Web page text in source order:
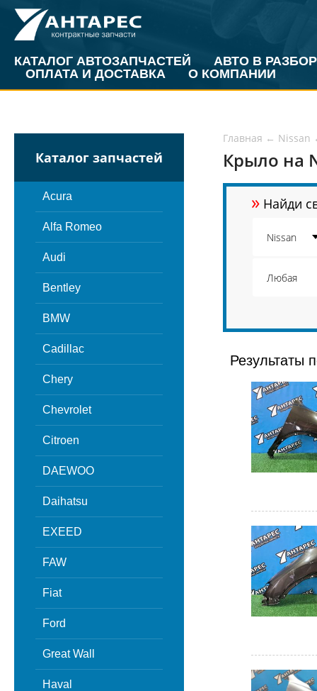
КАТАЛОГ АВТОЗАПЧАСТЕЙ
АВТО В РАЗБОР
ОПЛАТА И ДОСТАВКА
О КОМПАНИИ
Каталог запчастей
Acura
Alfa Romeo
Audi
Bentley
BMW
Cadillac
Chery
Chevrolet
Citroen
DAEWOO
Daihatsu
EXEED
FAW
Fiat
Ford
Great Wall
Haval
Главная ← Nissan
Крыло на
» Найди
Результаты